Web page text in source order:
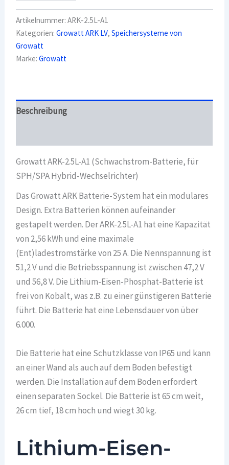
A1
(Schwachstrom-
Batterie,
für
SPH/SPA
Artikelnummer:ARK-2.5L-A1
Kategorien:Growatt ARK LV,Speichersysteme von
Growatt
Marke:Growatt
Beschreibung
Growatt ARK-2.5L-A1 (Schwachstrom-Batterie, für
SPH/SPA Hybrid-Wechselrichter)
Das Growatt ARK Batterie-System hat ein modulares
Design. Extra Batterien können aufeinander
gestapelt werden. Der ARK-2.5L-A1 hat eine Kapazität
von 2,56 kWh und eine maximale
(Ent)ladestromstärke von 25 A. Die Nennspannung ist
51,2 V und die Betriebsspannung ist zwischen 47,2 V
und 56,8 V. Die Lithium-Eisen-Phosphat-Batterie ist
frei von Kobalt, was z.B. zu einer günstigeren Batterie
führt. Die Batterie hat eine Lebensdauer von über
6.000.
Die Batterie hat eine Schutzklasse von IP65 und kann
an einer Wand als auch auf dem Boden befestigt
werden. Die Installation auf dem Boden erfordert
einen separaten Sockel. Die Batterie ist 65 cm weit,
26 cm tief, 18 cm hoch und wiegt 30 kg.
Lithium-Eisen-